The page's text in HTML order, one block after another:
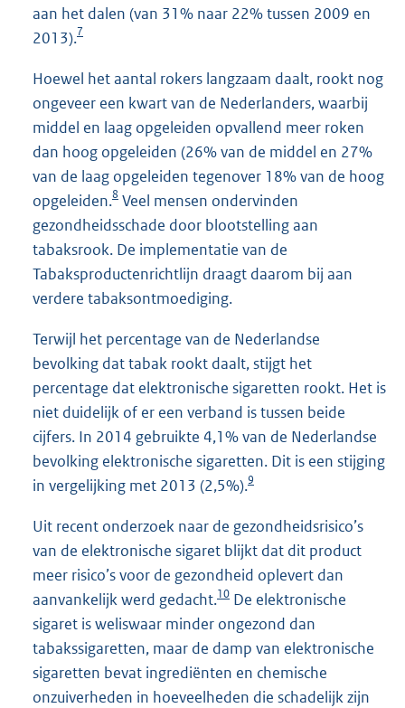
aan het dalen (van 31% naar 22% tussen 2009 en
2013).7
Hoewel het aantal rokers langzaam daalt, rookt nog
ongeveer een kwart van de Nederlanders, waarbij
middel en laag opgeleiden opvallend meer roken
dan hoog opgeleiden (26% van de middel en 27%
van de laag opgeleiden tegenover 18% van de hoog
opgeleiden.8 Veel mensen ondervinden
gezondheidsschade door blootstelling aan
tabaksrook. De implementatie van de
Tabaksproductenrichtlijn draagt daarom bij aan
verdere tabaksontmoediging.
Terwijl het percentage van de Nederlandse
bevolking dat tabak rookt daalt, stijgt het
percentage dat elektronische sigaretten rookt. Het is
niet duidelijk of er een verband is tussen beide
cijfers. In 2014 gebruikte 4,1% van de Nederlandse
bevolking elektronische sigaretten. Dit is een stijging
in vergelijking met 2013 (2,5%).9
Uit recent onderzoek naar de gezondheidsrisico’s
van de elektronische sigaret blijkt dat dit product
meer risico’s voor de gezondheid oplevert dan
aanvankelijk werd gedacht.10 De elektronische
sigaret is weliswaar minder ongezond dan
tabakssigaretten, maar de damp van elektronische
sigaretten bevat ingrediënten en chemische
onzuiverheden in hoeveelheden die schadelijk zijn